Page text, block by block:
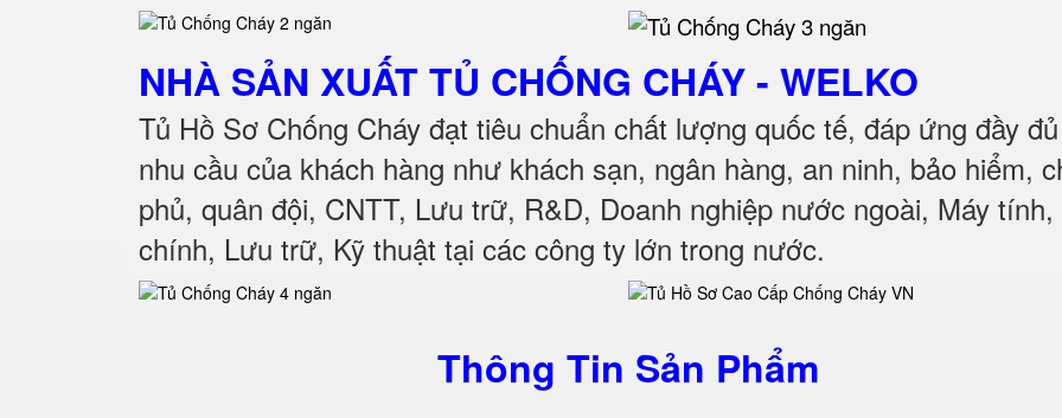
NHÀ SẢN XUẤT TỦ CHỐNG CHÁY- WELKO
Tủ Hồ Sơ Chống Cháy đạt tiêu chuẩn chất lượng quốc tế, đáp ứng đầy
nhu cầu của khách hàng như khách sạn, ngân hàng, an ninh, bảo hiểm,
phủ, quân đội, CNTT, Lưu trữ, R&D, Doanh nghiệp nước ngoài, Máy tính,
chính, Lưu trữ, Kỹ thuật tại các công ty lớn trong nước.
Thông Tin Sản Phẩm